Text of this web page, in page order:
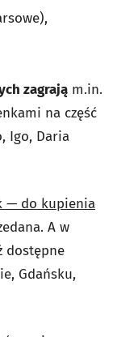
zagrają m.in.
na część
Igo, Daria
— do kupienia
A w
dostępne
Gdańsku,